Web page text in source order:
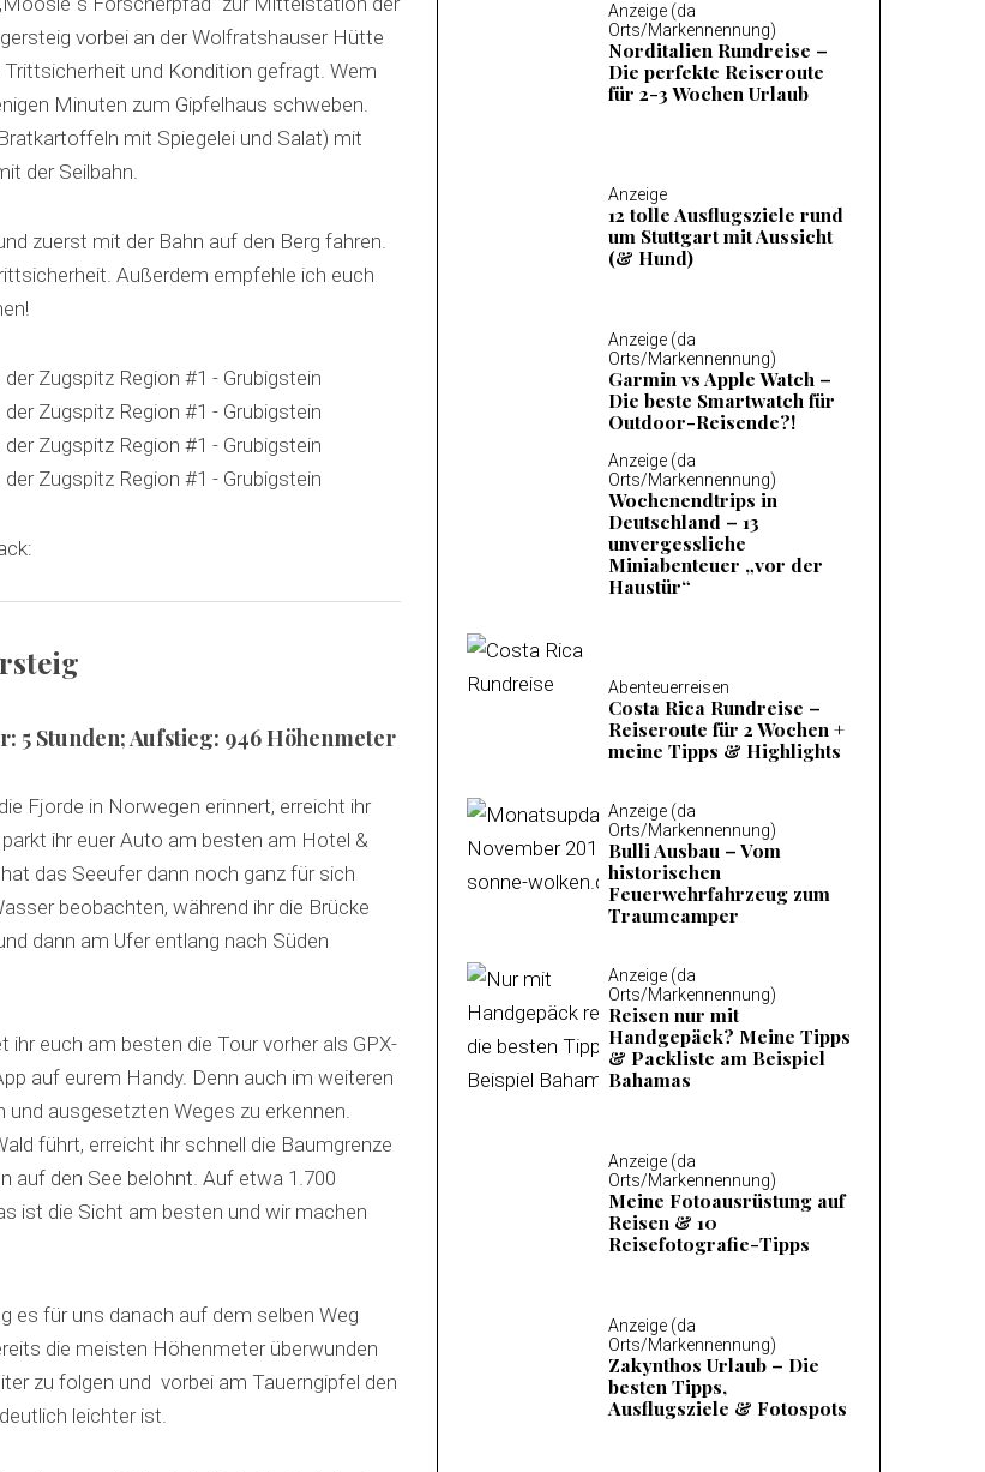
vorbei an der Wolfratshauser Hütte
und Kondition gefragt. Wem
Minuten zum Gipfelhaus schweben.
mit Spiegelei und Salat) mit
der Seilbahn.
zuerst mit der Bahn auf den Berg fahren.
Außerdem empfehle ich euch
5 Stunden; Aufstieg: 946 Höhenmeter
Fjorde in Norwegen erinnert, erreicht ihr
ihr euer Auto am besten am Hotel &
das Seeufer dann noch ganz für sich
beobachten, während ihr die Brücke
dann am Ufer entlang nach Süden
euch am besten die Tour vorher als GPX-
auf eurem Handy. Denn auch im weiteren
ausgesetzten Weges zu erkennen.
führt, erreicht ihr schnell die Baumgrenze
auf den See belohnt. Auf etwa 1.700
ist die Sicht am besten und wir machen
es für uns danach auf dem selben Weg
die meisten Höhenmeter überwunden
zu folgen und vorbei am Tauerngipfel den
leichter ist.
Anzeige (da
Orts/Markennennung)
Norditalien Rundreise –
Die perfekte Reiseroute
für 2-3 Wochen Urlaub
Anzeige
12 tolle Ausflugsziele rund
um Stuttgart mit Aussicht
(& Hund)
Anzeige (da
Orts/Markennennung)
Garmin vs Apple Watch –
Die beste Smartwatch für
Outdoor-Reisende?!
Anzeige (da
Orts/Markennennung)
Wochenendtrips in
Deutschland – 13
unvergessliche
Miniabenteuer „vor der
Haustür“
Abenteuerreisen
Costa Rica Rundreise –
Reiseroute für 2 Wochen +
meine Tipps & Highlights
Anzeige (da
Orts/Markennennung)
Bulli Ausbau – Vom
historischen
Feuerwehrfahrzeug zum
Traumcamper
Anzeige (da
Orts/Markennennung)
Reisen nur mit
Handgepäck? Meine Tipps
& Packliste am Beispiel
Bahamas
Anzeige (da
Orts/Markennennung)
Meine Fotoausrüstung auf
Reisen & 10
Reisefotografie-Tipps
Anzeige (da
Orts/Markennennung)
Zakynthos Urlaub – Die
besten Tipps,
Ausflugsziele & Fotospots